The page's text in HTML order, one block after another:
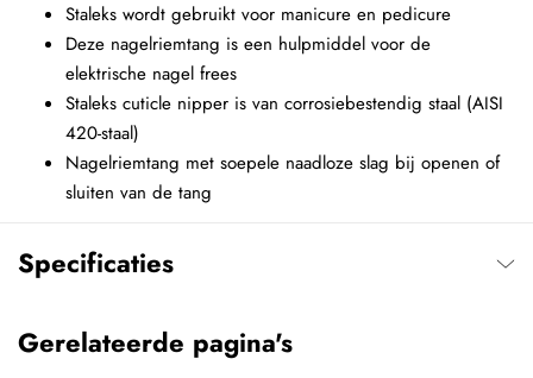
Staleks wordt gebruikt voor manicure en pedicure
Deze nagelriemtang is een hulpmiddel voor de
elektrische nagel frees
Staleks cuticle nipper is van corrosiebestendig staal (AISI
420-staal)
Nagelriemtang met soepele naadloze slag bij openen of
sluiten van de tang
Specificaties
Gerelateerde pagina's